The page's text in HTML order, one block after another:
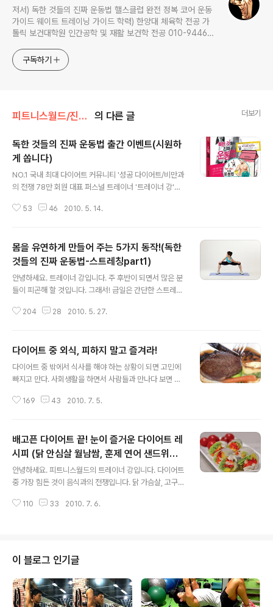
저서) 독한 것들의 진짜 운동법 핼스클럽 완전 정복 코어 운동
가이드 웨이트 트레이닝 가이드 학력) 한양대 체육학 전공 가
톨릭 보건대학원 인간공학 및 재활 보건학 전공 010-9446-
구독하기
피트니스월드/진짜운동법 의 다른 글 더보기
독한 것들의 진짜 운동법 출간 이벤트(시원하
게 쏩니다)
NO.1 국내 최대 다이어트 커뮤니티 '성공 다이어트/비만과
의 전쟁 78만 회원 대표 퍼스널 트레이너 '트레이너 강'의
트레이너강(강창근) 감수자: 의사 박용우 ← 손가락, 별표
예쁜 옷 앞에서 주눅 들었던 당신을 위한 책! 옷발 최강 몸
매 완성을 위한 "12주 독한 다이어트 운동법" 헬스클럽에
서 무작정 2~3시간 땀을 빼고 와도 늘어진 뱃살을 어쩌지
못했다면, 삼시 세끼 당근만 먹었는데도 늘어나는 허리둘
을 정독하라. 연예인들의 환상적인 몸매 뒤에는 확실한 성
53 46 2010. 5. 14.
몸을 유연하게 만들어 주는 5가지 동작!(독한
것들의 진짜 운동법-스트레칭part1)
안녕하세요. 트레이너 강입니다. 주 후반이 되면서 많은 분
들이 피곤해 할 것입니다. 그래서! 금일은 간단한 스트레칭
같은 방법으로 실시하면 됩니다! (아래 동영상은 이번에 출
동작 설명은 동영상에서 함께 설명 되니 참고하세요^o^ ←
손가락, 별표를 꾸욱- 눌러주세요^0^ 동영상으로 보기-!
[YES24]로 책 구매하기(클릭) 인터파크]로 책구매하기
구매하기(클릭) [영풍문고] 책 구매하기(클릭) ←손가락,
204 28 2010. 5. 27.
다이어트 중 외식, 피하지 말고 즐겨라!
다이어트 중 밖에서 식사를 해야 하는 상황이 되면 고민에
빠지고 만다. 사회생활을 하면서 사람들과 만나다 보면 외
어트를 한다며 맛있게 음식을 먹는 사람들 옆에서 물만 홀
가지만 주의하면 다이어트를 하고 있더라도 즐겁게 외식을
할 수 있다. 외식, 피할 수 없다면 즐겨라. ←추천을 꾸욱 눌
러주세요^o^ 글쓰는데 큰 힘이됩니다. 한식당에서 이렇게
먹자! 만남의 장소가 한식당이라면 아래 방법으로 식사를
하라. 사람들과 즐겁게 어울리면서도 체중 감량에 도움이
되는 식사를 할 수 있을 것이다. 1. 국밥, 볶음밥 같은 단일
169 43 2010. 7. 5.
배고픈 다이어트 끝! 눈이 즐거운 다이어트 레
시피 (닭 안심살 월남쌈, 훈제 연어 샌드위치,
다이어트 음식)
안녕하세요. 피트니스월드의 트레이너 강입니다. 다이어트
중 가장 힘든 것이 음식과의 전쟁입니다. 닭 가슴살, 고구마
구나 알 것입니다. 그러나 문제는 맛이 없다는 것입니다. 저
저녁 식사 때 다이어트에 도움되면서 맛있게 먹을 수 있는
음식을 소개합니다. 몸에 좋은 것은 물론, 먹는 즐거움, 보
는 즐거움을 느끼게 해 줄 훌륭한 다이어트 음식인 닭 안심
살 월남쌈을 소개하겠습니다. ←손가락, 별표를 꾸욱 눌러
주세요^o^ 특별한 요리가 먹고 싶을 때, 닭 안심살 월남쌈
110 33 2010. 7. 6.
이 블로그 인기글